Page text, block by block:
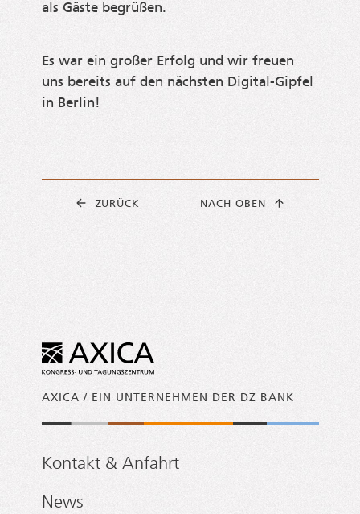
als Gäs­te begrüßen.
Es war ein gro­ßer Erfolg und wir freu­en
uns bereits auf den nächs­ten Digi­tal-Gip­fel
in Berlin!
ZURÜCK NACH OBEN
AXICA / EIN UNTERNEHMEN DER DZ BANK
Kontakt & Anfahrt
News